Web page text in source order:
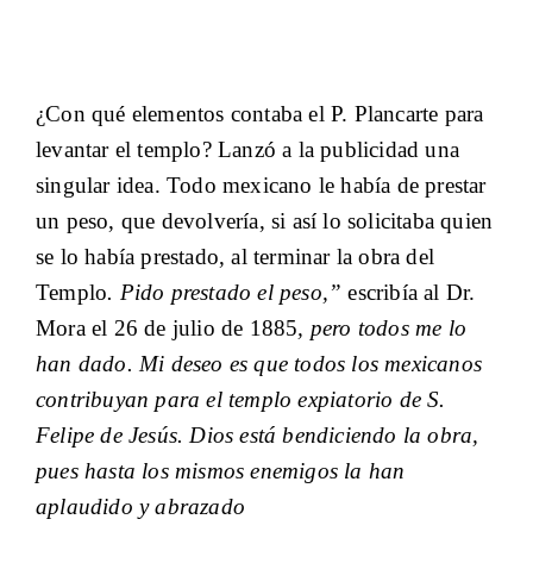
¿Con qué elementos contaba el P. Plancarte para
levantar el templo? Lanzó a la publicidad una
singular idea. Todo mexicano le había de prestar
un peso, que devolvería, si así lo solicitaba quien
se lo había prestado, al terminar la obra del
Templo. Pido prestado el peso,”escribía al Dr.
Mora el 26 de julio de 1885, pero todos me lo
han dado. Mi deseo es que todos los mexicanos
contribuyan para el templo expiatorio de S.
Felipe de Jesús. Dios está bendiciendo la obra,
pues hasta los mismos enemigos la han
aplaudido y abrazado